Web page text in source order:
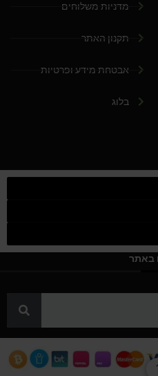
מדניות משלוחים
תקנון האתר
אבטחת מידע ופרטיות
בלוג
באתר